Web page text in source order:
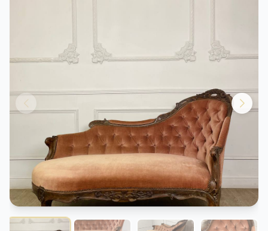
РЕСТАВРАЦИЯ
КУРСЫ ПО РЕСТАВРАЦИИ
ДОСТАВКА И ОПЛАТА